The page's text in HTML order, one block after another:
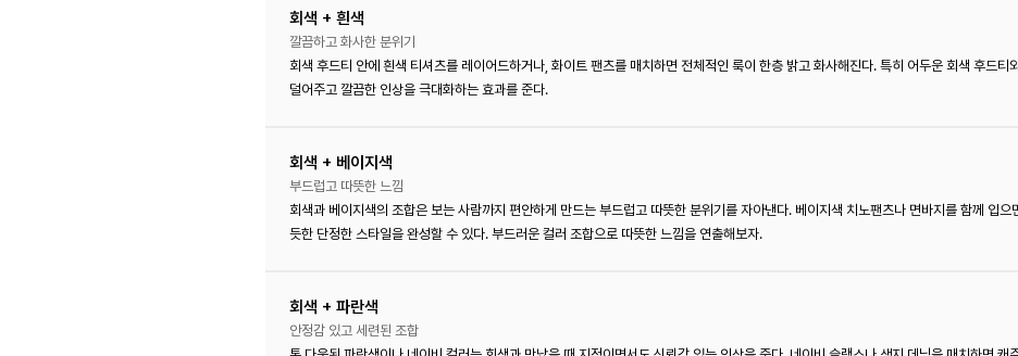
회색 + 흰색
깔끔하고 화사한 분위기
회색 후드티 안에 흰색 티셔츠를 레이어드하거나, 화이트 팬츠를 매치하면 전체적인 룩이 한층 밝고 화사해진다. 특히 어두운 회색 후드티
덜어주고 깔끔한 인상을 극대화하는 효과를 준다.
회색 + 베이지색
부드럽고 따뜻한 느낌
회색과 베이지색의 조합은 보는 사람까지 편안하게 만드는 부드럽고 따뜻한 분위기를 자아낸다. 베이지색 치노팬츠나 면바지를 함께 입으
듯한 단정한 스타일을 완성할 수 있다. 부드러운 컬러 조합으로 따뜻한 느낌을 연출해보자.
회색 + 파란색
안정감 있고 세련된 조합